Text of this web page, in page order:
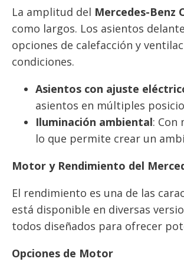
La amplitud del Mercedes-Benz
como largos. Los asientos
opciones de calefacción y
condiciones.
Asientos con ajuste
asientos en múltiples
Iluminación ambiental: Con
lo que permite crear un
Motor y Rendimiento del
El rendimiento es una de las
está disponible en diversas
todos diseñados para ofrecer
Opciones de Motor